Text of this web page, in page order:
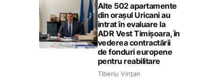
Alte 502 apartamente
din orașul Uricani au
intrat în evaluare la
ADR Vest Timișoara, în
vederea contractării
de fonduri europene
pentru reabilitare
Tiberiu Vințan